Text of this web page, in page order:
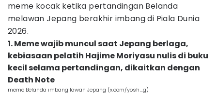
meme kocak ketika pertandingan Belanda
melawan Jepang berakhir imbang di Piala Dunia
2026.
1. Meme wajib muncul saat Jepang berlaga,
kebiasaan pelatih Hajime Moriyasu nulis di buku
kecil selama pertandingan, dikaitkan dengan
Death Note
meme Belanda imbang lawan Jepang (x.com/yosh_g)